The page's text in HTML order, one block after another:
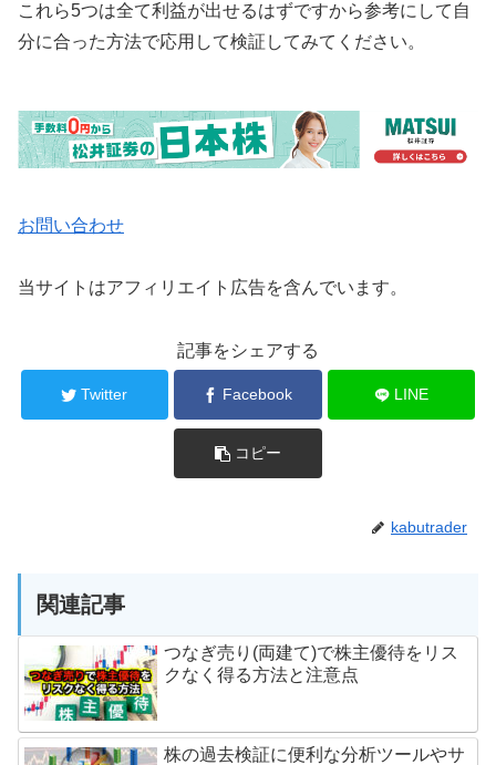
これら5つは全て利益が出せるはずですから参考にして自
分に合った方法で応用して検証してみてください。
お問い合わせ
当サイトはアフィリエイト広告を含んでいます。
記事をシェアする
Twitter Facebook LINE
コピー
kabutrader
関連記事
つなぎ売り(両建て)で株主優待をリス
クなく得る方法と注意点
株の過去検証に便利な分析ツールやサ